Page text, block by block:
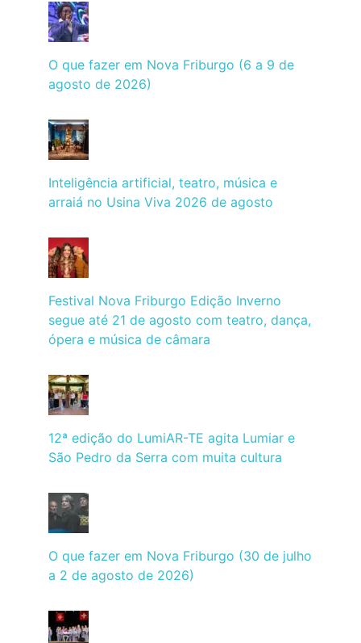
O que fazer em Nova Friburgo (6 a 9 de
agosto de 2026)
Inteligência artificial, teatro, música e
arraiá no Usina Viva 2026 de agosto
Festival Nova Friburgo Edição Inverno
segue até 21 de agosto com teatro, dança,
ópera e música de câmara
12ª edição do LumiAR-TE agita Lumiar e
São Pedro da Serra com muita cultura
O que fazer em Nova Friburgo (30 de julho
a 2 de agosto de 2026)